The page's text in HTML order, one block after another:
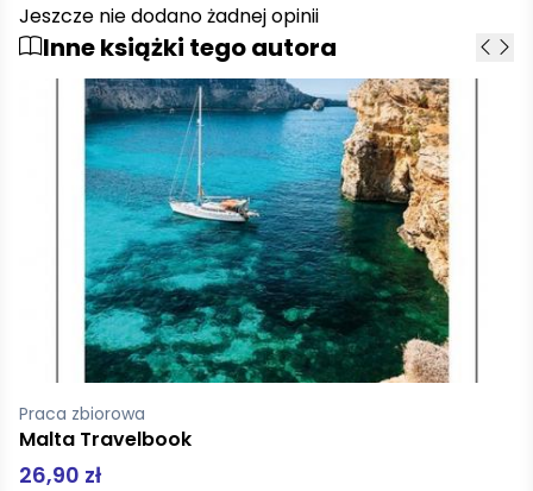
Jeszcze nie dodano żadnej opinii
Inne książki tego autora
Praca zbiorowa
Tytus, Romek i A'Tomek. Kolorowanka 2
9,99 zł